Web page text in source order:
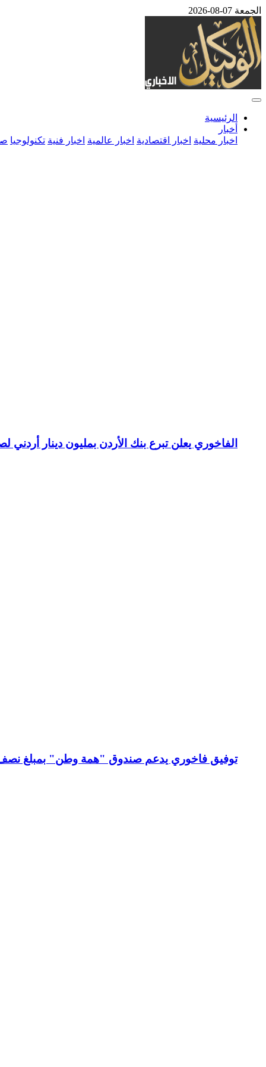
الجمعة 07-08-2026
الرئيسية
أخبار
اخبار محلية اخبار اقتصادية اخبار عالمية اخبار فنية تكنولوجيا
الفاخوري يعلن تبرع بنك الأردن بمليون دينار
توفيق فاخوري يدعم صندوق "همة وطن" بمبلغ نصف